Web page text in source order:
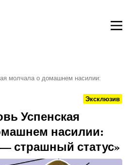
молчала о домашнем насилии:
Эксклюзив
Успенская
насилии:
страшный статус»